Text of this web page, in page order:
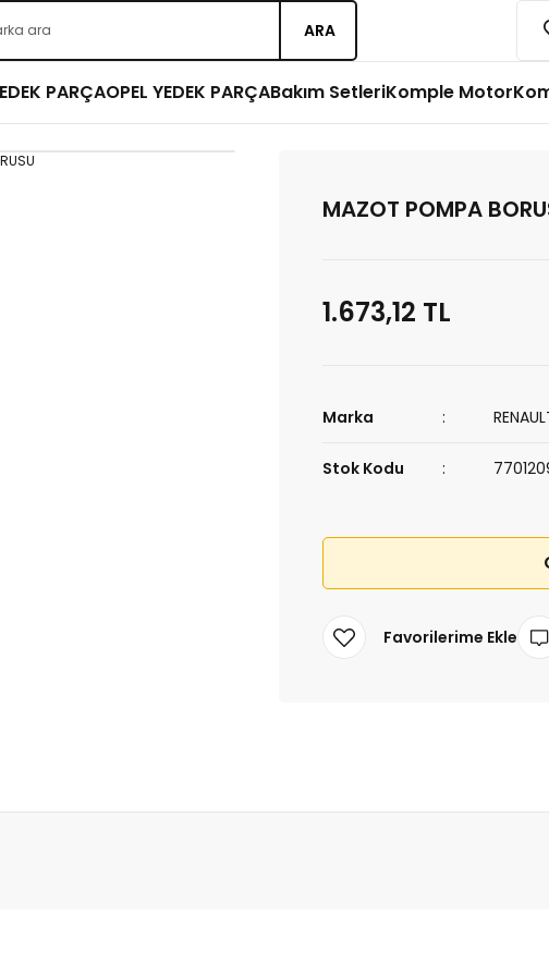
ARA
PARÇAOPEL YEDEK PARÇABakım SetleriKomple Motor
MAZOT POMPA
1.673,12 TL
Marka
Stok Kodu